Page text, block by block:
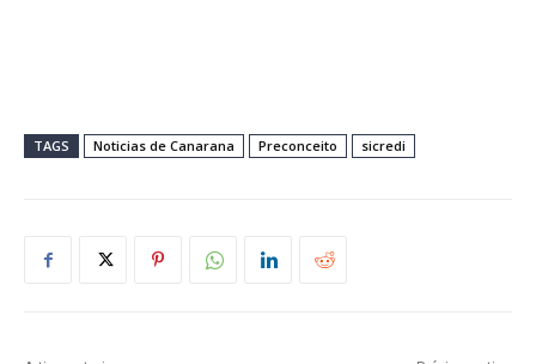
TAGS Noticias de Canarana Preconceito sicredi